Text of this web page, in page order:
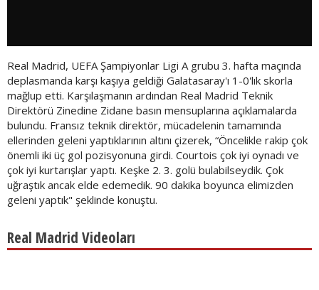
Real Madrid, UEFA Şampiyonlar Ligi A grubu 3. hafta maçında
deplasmanda karşı kaşıya geldiği Galatasaray'ı 1-0'lık skorla
mağlup etti. Karşılaşmanın ardından Real Madrid Teknik
Direktörü Zinedine Zidane basın mensuplarına açıklamalarda
bulundu. Fransız teknik direktör, mücadelenin tamamında
ellerinden geleni yaptıklarının altını çizerek, “Öncelikle rakip çok
önemli iki üç gol pozisyonuna girdi. Courtois çok iyi oynadı ve
çok iyi kurtarışlar yaptı. Keşke 2. 3. golü bulabilseydik. Çok
uğraştık ancak elde edemedik. 90 dakika boyunca elimizden
geleni yaptık" şeklinde konuştu.
Real Madrid Videoları